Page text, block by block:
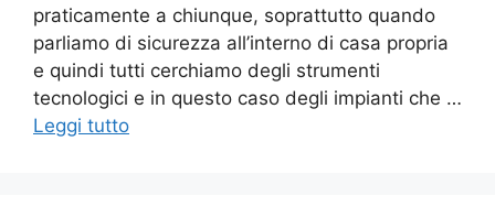
praticamente a chiunque, soprattutto quando
parliamo di sicurezza all’interno di casa propria
e quindi tutti cerchiamo degli strumenti
tecnologici e in questo caso degli impianti che …
Leggi tutto